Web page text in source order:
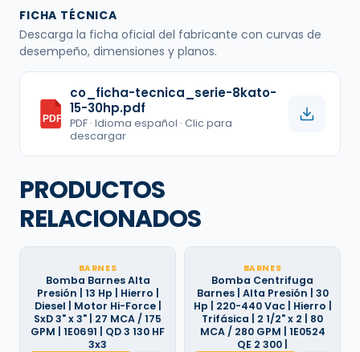
FICHA TÉCNICA
Descarga la ficha oficial del fabricante con curvas de
desempeño, dimensiones y planos.
PDF
co_ficha-tecnica_serie-8kato-
15-30hp.pdf
PDF · Idioma español · Clic para
descargar
PRODUCTOS
RELACIONADOS
BARNES
Bomba Barnes Alta
Presión | 13 Hp | Hierro |
Diesel | Motor Hi-Force |
SxD 3" x 3" | 27 MCA / 175
GPM | 1E0691 | QD 3 130 HF
3x3
BARNES
Bomba Centrifuga
Barnes | Alta Presión | 30
Hp | 220-440 Vac | Hierro |
Trifásica | 2 1/2" x 2 | 80
MCA / 280 GPM | 1E0524
QE 2 300 |